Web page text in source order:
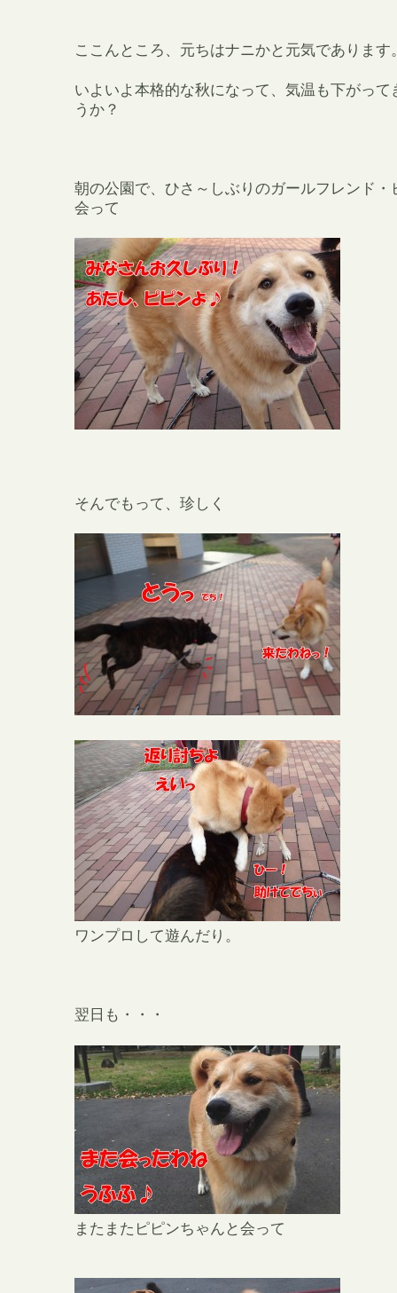
ここんところ、元ちはナニかと元気であります
いよいよ本格的な秋になって、気温も下がって
うか？
朝の公園で、ひさ～しぶりのガールフレンド・
会って
そんでもって、珍しく
ワンプロして遊んだり。
翌日も・・・
またまたピピンちゃんと会って